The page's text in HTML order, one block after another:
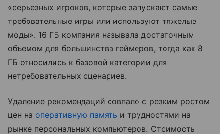
«серьезных игроков, которые запускают самые
требовательные игры или используют тяжелые
моды». 16 ГБ компания называла достаточным
объемом для большинства геймеров, тогда как 8
ГБ относились к базовой категории для
нетребовательных сценариев.
Удаление рекомендаций совпало с резким ростом
цен на оперативную память и трудностями на
рынке персональных компьютеров. Стоимость